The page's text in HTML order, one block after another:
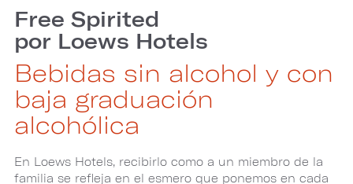
Free Spirited
por Loews Hotels
Bebidas sin alcohol y con
baja graduación
alcohólica
En Loews Hotels, recibirlo como a un miembro de la
familia se refleja en el esmero que ponemos en cada